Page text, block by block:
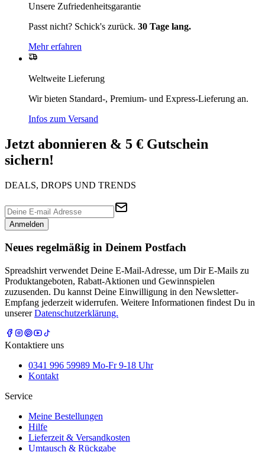
Unsere Zufriedenheitsgarantie
Passt nicht? Schick's zurück. 30 Tage lang.
Mehr erfahren
Weltweite Lieferung
Wir bieten Standard-, Premium- und Express-Lieferung an.
Infos zum Versand
Jetzt abonnieren & 5 € Gutschein
sichern!
DEALS, DROPS UND TRENDS
Anmelden
Neues regelmäßig in Deinem Postfach
Spreadshirt verwendet Deine E-Mail-Adresse, um Dir E-Mails zu
Produktangeboten, Rabatt-Aktionen und Gewinnspielen
zuzusenden. Du kannst Deine Einwilligung in den Newsletter-
Empfang jederzeit widerrufen. Weitere Informationen findest Du in
unsererDatenschutzerklärung.
Kontaktiere uns
0341 996 59989 Mo-Fr 9-18 Uhr
Kontakt
Service
Meine Bestellungen
Hilfe
Lieferzeit & Versandkosten
Umtausch & Rückgabe